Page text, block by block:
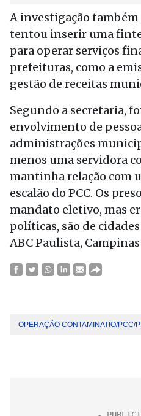
A investigação
tentou inserir uma
para operar serviços
prefeituras, como a
gestão de receitas
Segundo a secretaria,
envolvimento de
administrações
menos uma servidora
mantinha relação com
escalão do PCC. Os
mandato eletivo, mas
políticas, são de
ABC Paulista,
OPERAÇÃO CONTAMINATIO/PCC/